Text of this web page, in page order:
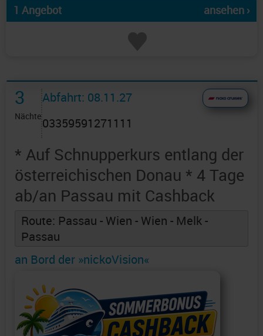
1 Angebot ansehen ›
3
Nächte
Abfahrt: 08.11.27
03359591271111
* Auf Schnupperkurs entlang der
österreichischen Donau * 4 Tage
ab/an Passau mit Cashback
Route: Passau - Wien - Wien - Melk -
Passau
an Bord der »nickoVision«